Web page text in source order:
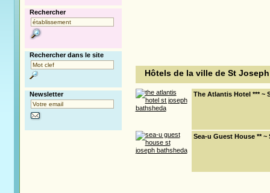
Hôtels de la ville de St
The Atlantis Hotel *** ~
Sea-u Guest House **
Rechercher
Rechercher dans le site
Newsletter